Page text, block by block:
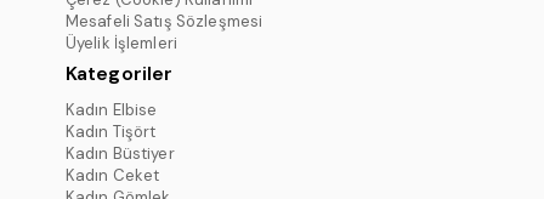
Mesafeli Satış Sözleşmesi
Üyelik İşlemleri
Kategoriler
Kadın Elbise
Kadın Tişört
Kadın Büstiyer
Kadın Ceket